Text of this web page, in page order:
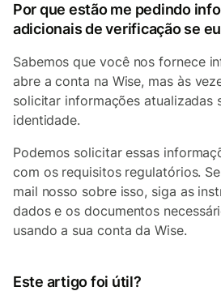
Por que estão me pedindo
adicionais de verificação se
Sabemos que você nos fornece
abre a conta na Wise, mas às
solicitar informações atualizadas
identidade.
Podemos solicitar essas
com os requisitos regulatórios.
mail nosso sobre isso, siga as
dados e os documentos
usando a sua conta da Wise.
Este artigo foi útil?